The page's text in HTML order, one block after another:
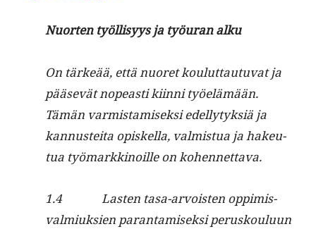
Nuorten työl­lisyys ja työu­ran alku
On tärkeää, että nuoret koulut­tau­tu­vat ja
pää­sevät nopeasti kiin­ni työelämään.
Tämän varmis­tamisek­si edel­ly­tyk­siä ja
kan­nustei­ta opiskel­la, valmis­tua ja hakeu­
tua työ­markki­noille on kohennettava.
1.4 Las­ten tasa-arvois­t­en oppimis­
valmiuk­sien paran­tamisek­si perusk­oulu­un